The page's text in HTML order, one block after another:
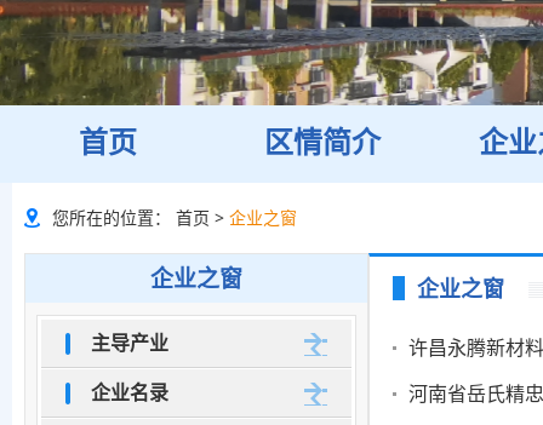
首页 区情简介 企
您所在的位置： 首页 > 企业之窗
企业之窗
主导产业
企业名录
企业之窗
许昌永腾新材
河南省岳氏精